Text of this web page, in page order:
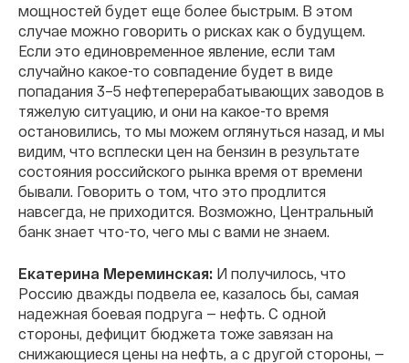
мощностей будет еще более быстрым. В этом
случае можно говорить о рисках как о будущем.
Если это единовременное явление, если там
случайно какое-то совпадение будет в виде
попадания 3–5 нефтеперерабатывающих заводов в
тяжелую ситуацию, и они на какое-то время
остановились, то мы можем оглянуться назад, и мы
видим, что всплески цен на бензин в результате
состояния российского рынка время от времени
бывали. Говорить о том, что это продлится
навсегда, не приходится. Возможно, Центральный
банк знает что-то, чего мы с вами не знаем.
Екатерина Мереминская: И получилось, что
Россию дважды подвела ее, казалось бы, самая
надежная боевая подруга — нефть. С одной
стороны, дефицит бюджета тоже завязан на
снижающиеся цены на нефть, а с другой стороны, —